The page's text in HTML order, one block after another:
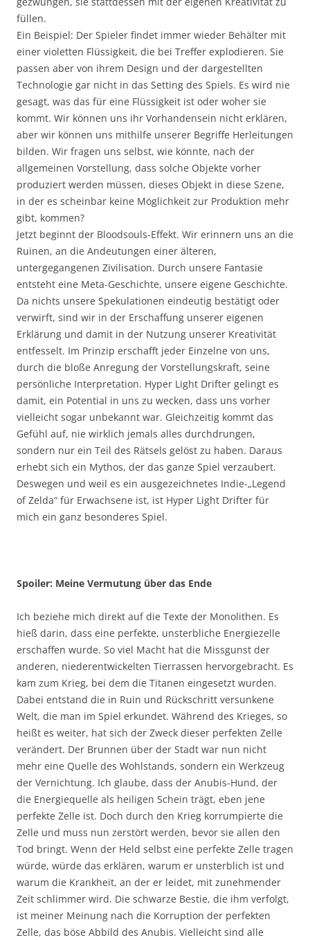
füllen.
Ein Beispiel: Der Spieler findet immer wieder Behälter mit
einer violetten Flüssigkeit, die bei Treffer explodieren. Sie
passen aber von ihrem Design und der dargestellten
Technologie gar nicht in das Setting des Spiels. Es wird nie
gesagt, was das für eine Flüssigkeit ist oder woher sie
kommt. Wir können uns ihr Vorhandensein nicht erklären,
aber wir können uns mithilfe unserer Begriffe Herleitungen
bilden. Wir fragen uns selbst, wie könnte, nach der
allgemeinen Vorstellung, dass solche Objekte vorher
produziert werden müssen, dieses Objekt in diese Szene,
in der es scheinbar keine Möglichkeit zur Produktion mehr
gibt, kommen?
Jetzt beginnt der Bloodsouls-Effekt. Wir erinnern uns an die
Ruinen, an die Andeutungen einer älteren,
untergegangenen Zivilisation. Durch unsere Fantasie
entsteht eine Meta-Geschichte, unsere eigene Geschichte.
Da nichts unsere Spekulationen eindeutig bestätigt oder
verwirft, sind wir in der Erschaffung unserer eigenen
Erklärung und damit in der Nutzung unserer Kreativität
entfesselt. Im Prinzip erschafft jeder Einzelne von uns,
durch die bloße Anregung der Vorstellungskraft, seine
persönliche Interpretation. Hyper Light Drifter gelingt es
damit, ein Potential in uns zu wecken, dass uns vorher
vielleicht sogar unbekannt war. Gleichzeitig kommt das
Gefühl auf, nie wirklich jemals alles durchdrungen,
sondern nur ein Teil des Rätsels gelöst zu haben. Daraus
erhebt sich ein Mythos, der das ganze Spiel verzaubert.
Deswegen und weil es ein ausgezeichnetes Indie-„Legend
of Zelda“ für Erwachsene ist, ist Hyper Light Drifter für
mich ein ganz besonderes Spiel.
Spoiler: Meine Vermutung über das Ende
Ich beziehe mich direkt auf die Texte der Monolithen. Es
hieß darin, dass eine perfekte, unsterbliche Energiezelle
erschaffen wurde. So viel Macht hat die Missgunst der
anderen, niederentwickelten Tierrassen hervorgebracht. Es
kam zum Krieg, bei dem die Titanen eingesetzt wurden.
Dabei entstand die in Ruin und Rückschritt versunkene
Welt, die man im Spiel erkundet. Während des Krieges, so
heißt es weiter, hat sich der Zweck dieser perfekten Zelle
verändert. Der Brunnen über der Stadt war nun nicht
mehr eine Quelle des Wohlstands, sondern ein Werkzeug
der Vernichtung. Ich glaube, dass der Anubis-Hund, der
die Energiequelle als heiligen Schein trägt, eben jene
perfekte Zelle ist. Doch durch den Krieg korrumpierte die
Zelle und muss nun zerstört werden, bevor sie allen den
Tod bringt. Wenn der Held selbst eine perfekte Zelle tragen
würde, würde das erklären, warum er unsterblich ist und
warum die Krankheit, an der er leidet, mit zunehmender
Zeit schlimmer wird. Die schwarze Bestie, die ihm verfolgt,
ist meiner Meinung nach die Korruption der perfekten
Zelle, das böse Abbild des Anubis. Vielleicht sind alle